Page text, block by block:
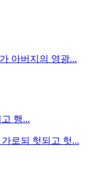
아버지의 영광...
행...
로되 헛되고 헛...